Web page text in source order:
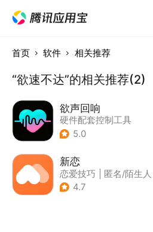
首页 软件 相关推荐
“欲速不达”的相关推荐(2)
欲声回响
硬件配套控制工具
5.0
新恋
恋爱技巧
匿名/陌生人
4.7